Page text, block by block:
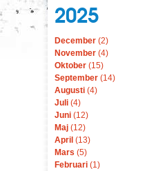
2025
December (2)
November (4)
Oktober (15)
September (14)
Augusti (4)
Juli (4)
Juni (12)
Maj (12)
April (13)
Mars (5)
Februari (1)